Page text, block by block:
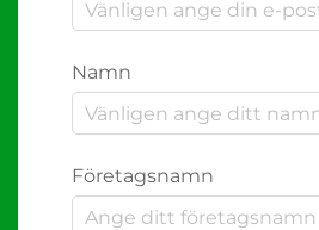
Namn
Företagsnamn